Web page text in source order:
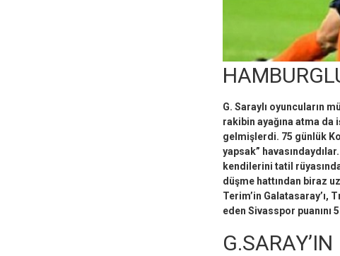
G. Saraylı oyuncuların
rakibin ayağına atma da
gelmişlerdi. 75 günlük
yapsak”
kendilerini tatil
düşme hattından biraz
Terim’in Galatasaray’ı,
eden Sivasspor puanını